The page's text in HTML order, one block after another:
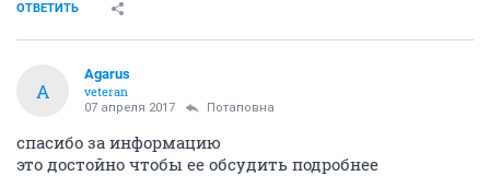
ОТВЕТИТЬ
A
Agarus
veteran
07 апреля 2017 Потаповна
спасибо за информацию
это достойно чтобы ее обсудить подробнее